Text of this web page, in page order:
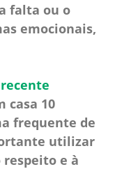
falta ou o
emocionais,
recente
casa 10
frequente de
utilizar
e à